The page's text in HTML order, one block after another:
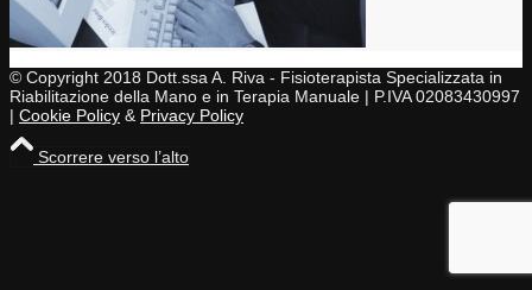
© Copyright 2018 Dott.ssa A. Riva - Fisioterapista Specializzata in
Riabilitazione della Mano e in Terapia Manuale | P.IVA 02083430997
| Cookie Policy & Privacy Policy
Scorrere verso l’alto